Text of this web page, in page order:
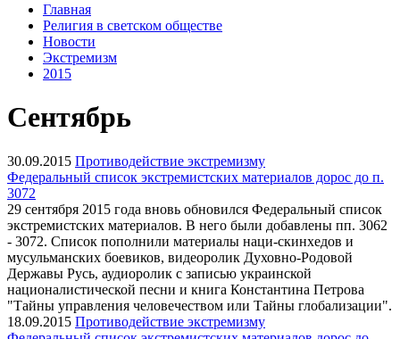
Главная
Религия в светском обществе
Новости
Экстремизм
2015
Сентябрь
30.09.2015 Противодействие экстремизму
Федеральный список экстремистских материалов дорос до п.
3072
29 сентября 2015 года вновь обновился Федеральный список
экстремистских материалов. В него были добавлены пп. 3062
- 3072. Список пополнили материалы наци-скинхедов и
мусульманских боевиков, видеоролик Духовно-Родовой
Державы Русь, аудиоролик с записью украинской
националистической песни и книга Константина Петрова
"Тайны управления человечеством или Тайны глобализации".
18.09.2015 Противодействие экстремизму